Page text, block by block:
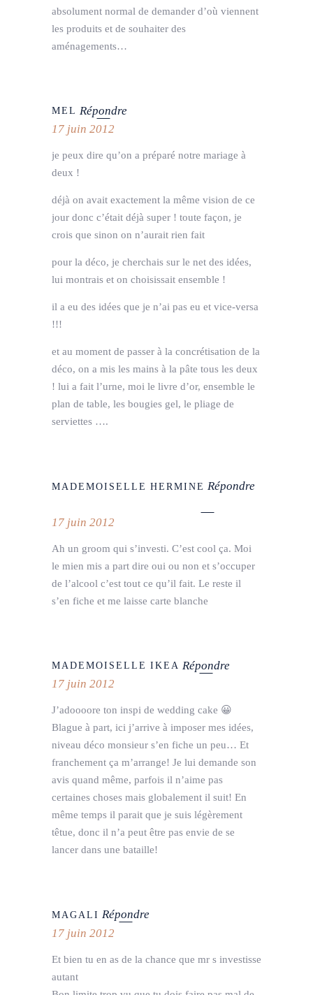
absolument normal de demander d’où viennent
les produits et de souhaiter des
aménagements…
MEL Répondre
17 juin 2012
je peux dire qu’on a préparé notre mariage à
deux !
déjà on avait exactement la même vision de ce
jour donc c’était déjà super ! toute façon, je
crois que sinon on n’aurait rien fait
pour la déco, je cherchais sur le net des idées,
lui montrais et on choisissait ensemble !
il a eu des idées que je n’ai pas eu et vice-versa
!!!
et au moment de passer à la concrétisation de la
déco, on a mis les mains à la pâte tous les deux
! lui a fait l’urne, moi le livre d’or, ensemble le
plan de table, les bougies gel, le pliage de
serviettes ….
MADEMOISELLE HERMINE Répondre
17 juin 2012
Ah un groom qui s’investi. C’est cool ça. Moi
le mien mis a part dire oui ou non et s’occuper
de l’alcool c’est tout ce qu’il fait. Le reste il
s’en fiche et me laisse carte blanche
MADEMOISELLE IKEA Répondre
17 juin 2012
J’adoooore ton inspi de wedding cake 😀
Blague à part, ici j’arrive à imposer mes idées,
niveau déco monsieur s’en fiche un peu… Et
franchement ça m’arrange! Je lui demande son
avis quand même, parfois il n’aime pas
certaines choses mais globalement il suit! En
même temps il parait que je suis légèrement
têtue, donc il n’a peut être pas envie de se
lancer dans une bataille!
MAGALI Répondre
17 juin 2012
Et bien tu en as de la chance que mr s investisse
autant